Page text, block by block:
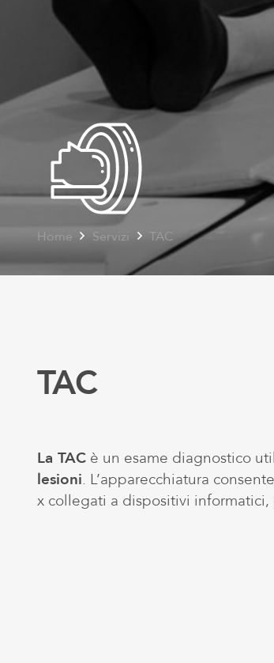
Home Servizi TAC
TAC
La TACè un esame diagnostico
lesioni. L’apparecchiatura
x collegati a dispositivi informatici,